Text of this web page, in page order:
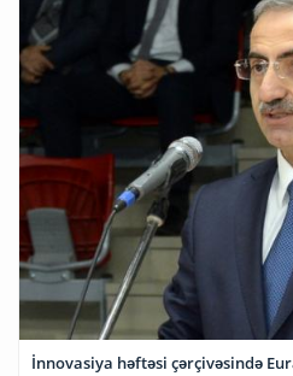
İnnovasiya həftəsi çərçivəsində